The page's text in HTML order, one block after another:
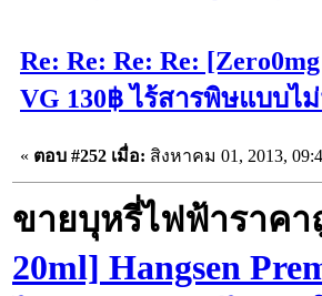
Re: Re: Re: Re:
VG 130฿ ไร้สารพิษแบบไ
« ตอบ #252 เมื่อ: สิงหาคม 01, 2013,
ขายบุหรี่ไฟฟ้าราคา
20ml] Hangsen